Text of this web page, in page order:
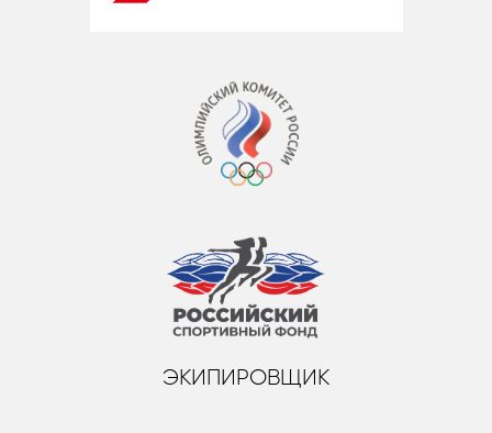
ЭКИПИРОВЩИК